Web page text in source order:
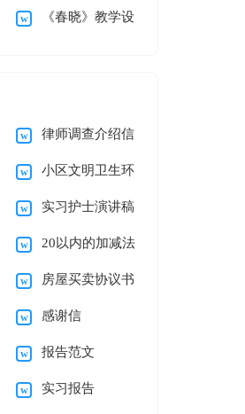
教学设计《春晓》教学设
律师调查介绍信
小区文明卫生环
境建议书实习护士演讲稿
12篇20以内的加减法
的教学反思
房屋买卖协议书
感谢信
报告范文
实习报告